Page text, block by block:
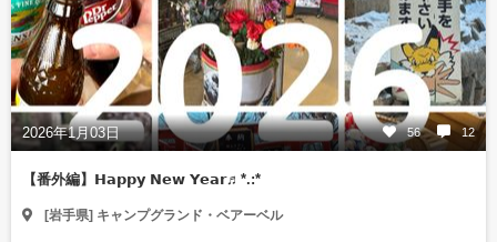
2026年1月03日 56 12
【番外編】𝗛𝗮𝗽𝗽𝘆 𝗡𝗲𝘄 𝗬𝗲𝗮𝗿♬︎*.:*
[岩手県] キャンプグランド・ベアーベル